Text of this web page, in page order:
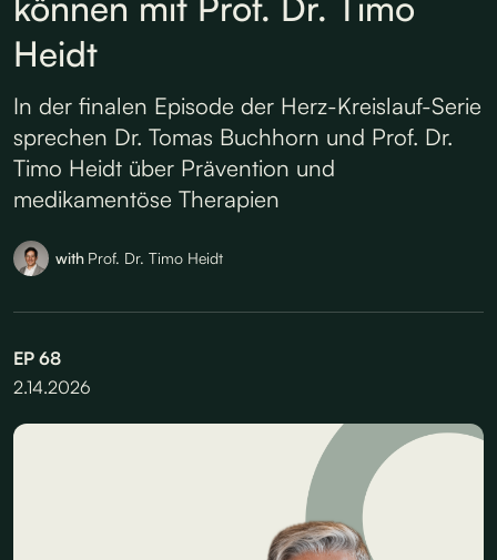
Heidt
In der finalen Episode der Herz-Kreislauf-Serie
sprechen Dr. Tomas Buchhorn und Prof. Dr.
Timo Heidt über Prävention und
medikamentöse Therapien
with Prof. Dr. Timo Heidt
EP 68
2.14.2026